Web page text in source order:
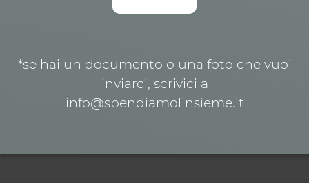
*se hai un documento o una foto che vuoi
inviarci, scrivici a
info@spendiamolinsieme.it